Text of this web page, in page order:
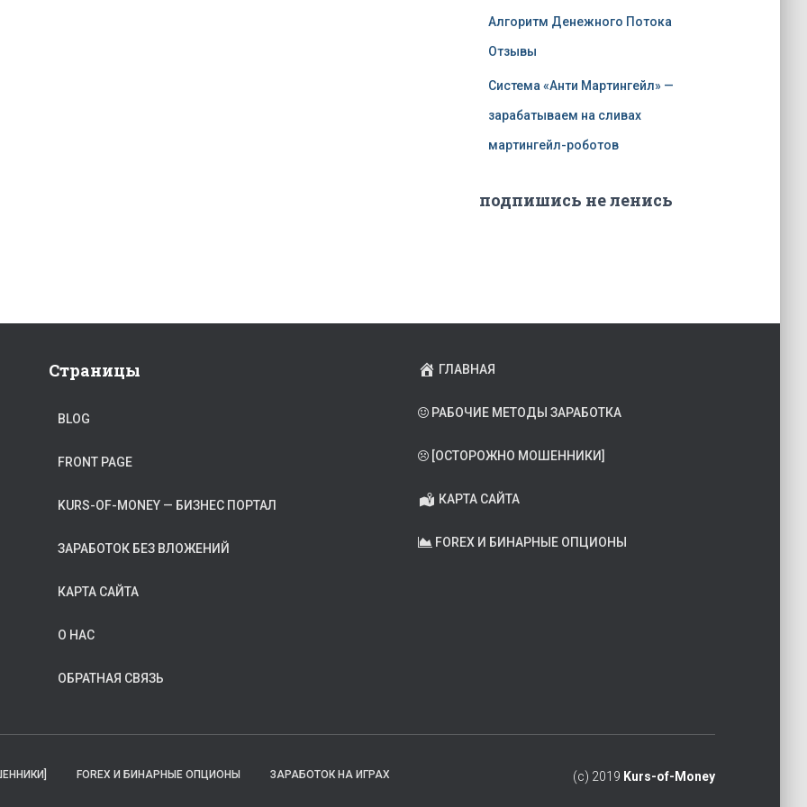
Алгоритм Денежного Потока
Отзывы
Система «Анти Мартингейл» —
зарабатываем на сливах
мартингейл-роботов
подпишись не ленись
Страницы
BLOG
FRONT PAGE
KURS-OF-MONEY — БИЗНЕС ПОРТАЛ
ЗАРАБОТОК БЕЗ ВЛОЖЕНИЙ
КАРТА САЙТА
О НАС
ОБРАТНАЯ СВЯЗЬ
ГЛАВНАЯ
РАБОЧИЕ МЕТОДЫ ЗАРАБОТКА
[ОСТОРОЖНО МОШЕННИКИ]
КАРТА САЙТА
FOREX И БИНАРНЫЕ ОПЦИОНЫ
FOREX И БИНАРНЫЕ ОПЦИОНЫ ЗАРАБОТОК НА ИГРАХ (c) 2019 Kurs-of-Money